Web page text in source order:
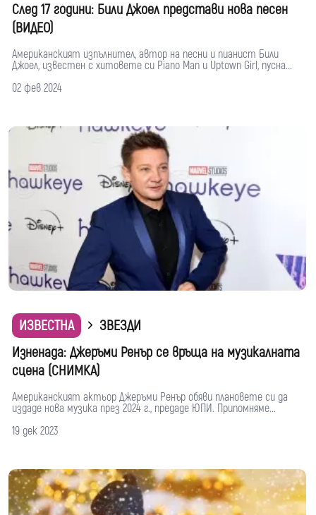
След 17 години: Били Джоел представи нова песен
(ВИДЕО)
Американският изпълнител, автор на песни и пианист Били
Джоел, известен с хитовете си Piano Man и Uptown Girl, пусна...
02 фев 2024
ИЗВЕСТНА
ЗВЕЗДИ
Изненада: Джеръми Ренър се връща на музикалната
сцена (СНИМКА)
Американският актьор Джеръми Ренър обяви плановете си да
издаде нова музика през 2024 г., предаде ЮПИ. Припомняме...
19 дек 2023